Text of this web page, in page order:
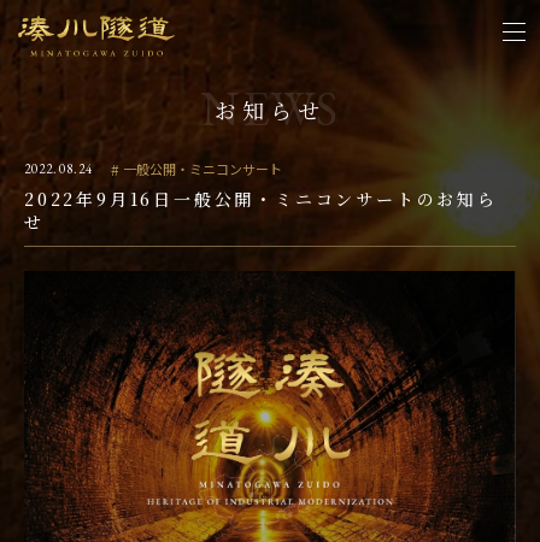
お知らせ
2022.08.24 一般公開・ミニコンサート
2022年9月16日一般公開・ミニコンサートのお知ら
せ